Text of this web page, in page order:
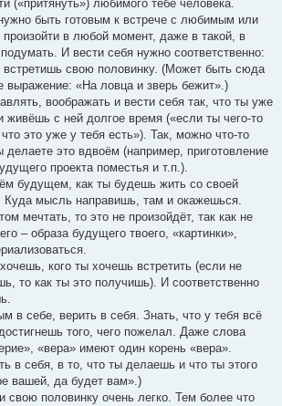
(«притянуть») любимого тебе человека.
быть готовым к встрече с любимым или
в любой момент, даже в такой, в
И вести себя нужно соответственно:
встретишь свою половинку. (Может быть сюда
«На ловца и зверь бежит».)
воображать и вести себя так, что ты уже
живёшь с ней долгое время («если ты чего-то
это уже у тебя есть»). Так, можно что-то
делаете это вдвоём (например, приготовление
проекта поместья и т.п.).
будущем, как ты будешь жить со своей
мысль направишь, там и окажешься.
мечтать, то это не произойдёт, так как не
– образа будущего твоего, «картинки»,
кого ты хочешь встретить (если не
то как ты это получишь). И соответственно
в себе, верить в себя. Знать, что у тебя всё
того, чего пожелал. Даже слова
«вера» имеют один корень «вера».
в себя, в то, что ты делаешь и что ты этого
вашей, да будет вам».)
свою половинку очень легко. Тем более что